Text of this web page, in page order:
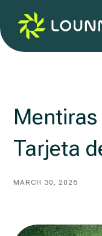
Tarjeta
MARCH 30, 2026